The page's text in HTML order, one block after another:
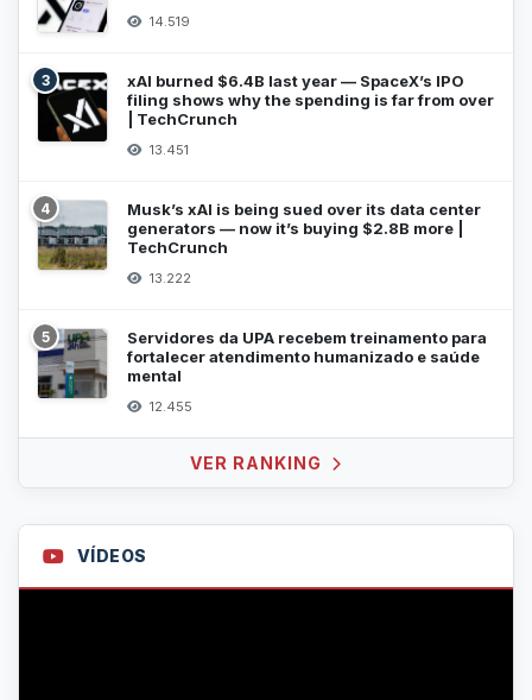
14.519
3
xAI burned $6.4B last year — SpaceX’s IPO
filing shows why the spending is far from over
| TechCrunch
13.451
4
Musk’s xAI is being sued over its data center
generators — now it’s buying $2.8B more |
TechCrunch
13.222
5
Servidores da UPA recebem treinamento para
fortalecer atendimento humanizado e saúde
mental
12.455
VER RANKING
VÍDEOS